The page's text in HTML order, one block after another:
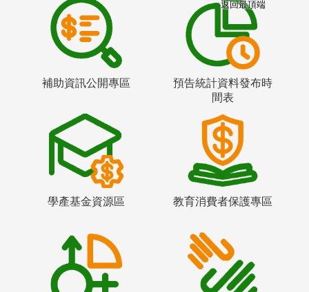
補助資訊公開專區
預告統計資料發布時
間表
學產基金資源區 教育消費者保護專區
返回最頂端